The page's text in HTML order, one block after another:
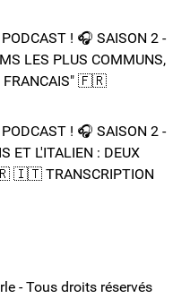
! 🎧 SAISON 2 -
LES PLUS COMMUNS,
FRANCAIS"​ 🇫🇷​
! 🎧 SAISON 2 -
ET L'ITALIEN : DEUX
🇮🇹​ ​TRANSCRIPTION
- Tous droits réservés